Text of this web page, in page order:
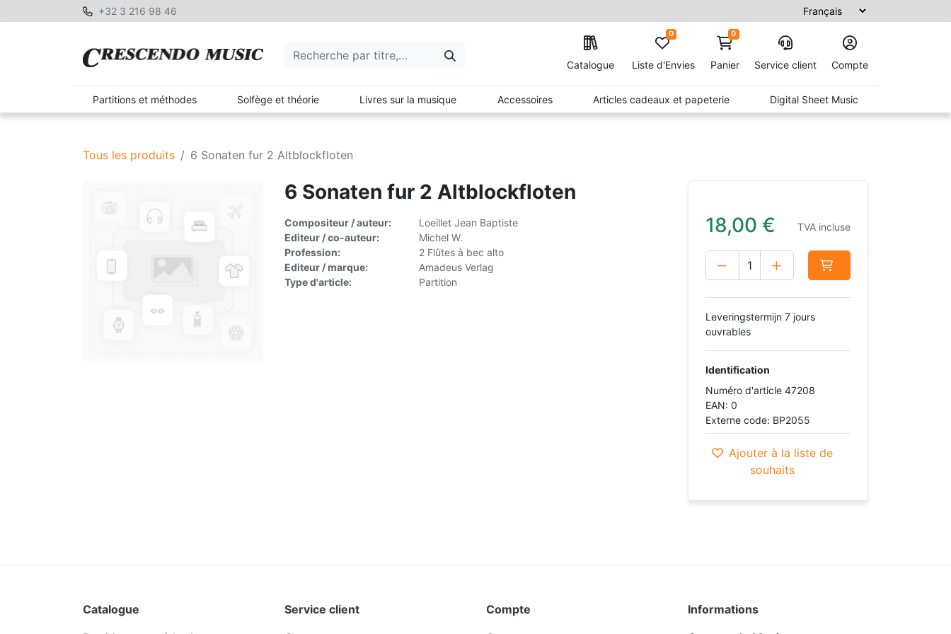
+32 3 216 98 46
Catalogue Liste d'Envies
0 0
Panier Service client Compte
Partitions et méthodes Solfège et théorie Livres sur la musique Accessoires Articles cadeaux et papeterie Digital Sheet Music
Tous les produits 6 Sonaten fur 2 Altblockfloten
6 Sonaten fur 2 Altblockfloten
Compositeur / auteur:
Loeillet Jean Baptiste
Editeur / co-auteur:
Michel W.
Profession:
2 Flûtes à bec alto
Editeur / marque:
Amadeus Verlag
Type d'article:
Partition
18,00 € TVA incluse
Leveringstermijn 7 jours
ouvrables
Identification
Numéro d'article 47208
EAN: 0
Externe code: BP2055
Ajouter à la liste de
souhaits
Catalogue
Service client
Compte
Informations